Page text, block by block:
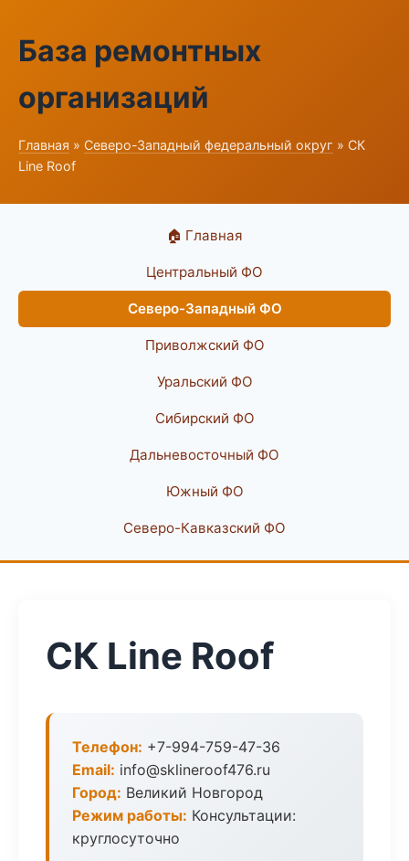
База ремонтных
организаций
Главная » Северо-Западный федеральный округ » СК
Line Roof
🏠 Главная
Центральный ФО
Северо-Западный ФО
Приволжский ФО
Уральский ФО
Сибирский ФО
Дальневосточный ФО
Южный ФО
Северо-Кавказский ФО
СК Line Roof
Телефон: +7-994-759-47-36
Email: info@sklineroof476.ru
Город: Великий Новгород
Режим работы: Консультации:
круглосуточно